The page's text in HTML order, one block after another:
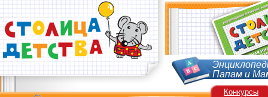
Папам и
Конкурсы